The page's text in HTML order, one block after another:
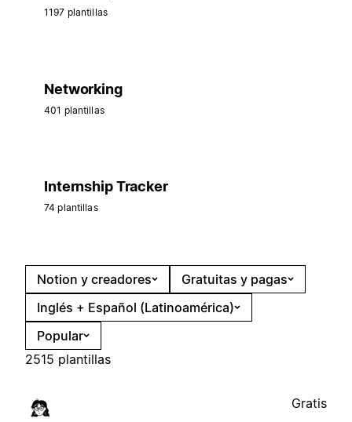
1197 plantillas
Networking
401 plantillas
Internship Tracker
74 plantillas
Notion y creadores
Gratuitas y pagas
Inglés + Español (Latinoamérica)
Popular
2515 plantillas
Gratis